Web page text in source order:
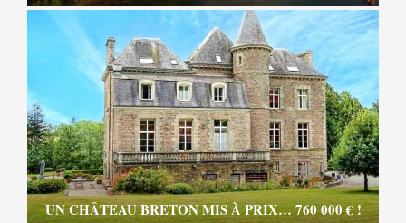
UN CHÂTEAU BRETON MIS À PRIX… 760 000 € !